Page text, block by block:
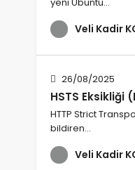
Veli Kadir
26/08/2025
HSTS Eksikliği
HTTP Strict
bildiren…
Veli Kadir